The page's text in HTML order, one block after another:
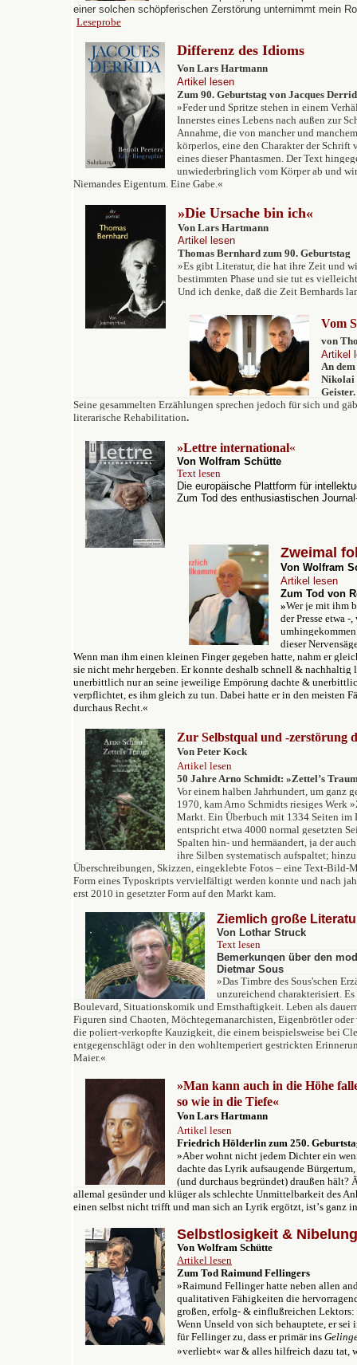
einer solchen schöpferischen Zerstörung unternimmt mein
Leseprobe
Differenz des Idioms
Von Lars Hartmann
Artikel lesen
Zum 90. Geburtstag von Jacques
»Feder und Spritze stehen in einem
Innerstes eines Lebens nach außen zur
Annahme, die von mancher und
körperlos, eine den Charakter der Schrift
eines dieser Phantasmen. Der Text
unwiederbringlich vom Körper ab und
Niemandes Eigentum. Eine Gabe.«
»Die Ursache bin ich«
Von Lars Hartmann
Artikel lesen
Thomas Bernhard zum 90. Geburtstag
»Es gibt Literatur, die hat ihre Zeit und
bestimmten Phase und sie tut es
Und ich denke, daß die Zeit Bernhards
Vom
von
Artikel
An
Nikolai
Geister.
Seine gesammelten Erzählungen sprechen jedoch für sich und
literarische Rehabilitation.
»Lettre international«
Von Wolfram Schütte
Text lesen
Die europäische Plattform für
Zum Tod des enthusiastischen
Zweimal
Von Wolfram
Artikel lesen
Zum Tod von
»Wer je mit ihm
der Presse etwa -
dieser
Wenn man ihm einen kleinen Finger gegeben hatte, nahm er
sie nicht mehr hergeben. Er konnte deshalb schnell & nachhaltig
unerbittlich nur an seine jeweilige Empörung dachte &
verpflichtet, es ihm gleich zu tun. Dabei hatte er in den meisten
durchaus Recht.«
Zur Selbstqual und -zerstörung
Von Peter Kock
Artikel lesen
50 Jahre Arno Schmidt: »Zettel’s
Vor einem halben Jahrhundert, um ganz
1970, kam Arno Schmidts riesiges Werk
Markt. Ein Überbuch mit 1334 Seiten im
entspricht etwa 4000 normal gesetzten
Spalten hin- und hermäandert, ja der
ihre Silben systematisch aufspaltet;
Überschreibungen, Skizzen, eingeklebte Fotos – eine Text-Bild-
Form eines Typoskripts vervielfältigt werden konnte und nach
erst 2010 in gesetzter Form auf den Markt kam.
Ziemlich große
Von Lothar Struck
Text lesen
Bemerkungen über den
Dietmar Sous
»Das Timbre des Sous'schen
unzureichend charakterisiert.
Boulevard, Situationskomik und Ernsthaftigkeit. Leben als
Figuren sind Chaoten, Möchtegernanarchisten, Eigenbrötler oder
die poliert-verkopfte Kauzigkeit, die einem beispielsweise bei
entgegenschlägt oder in den wohltemperiert gestrickten
Maier.«
»Man kann auch in die Höhe
so wie in die Tiefe«
Von Lars Hartmann
Artikel lesen
Friedrich Hölderlin zum 250.
»Aber wohnt nicht jedem Dichter ein
dachte das Lyrik aufsaugende
(und durchaus begründet) draußen hält?
allemal gesünder und klüger als schlechte Unmittelbarkeit des
einen selbst nicht trifft und man sich an Lyrik ergötzt, istʼs ganz
Selbstlosigkeit &
Von Wolfram Schütte
Artikel lesen
Zum Tod Raimund Fellingers
»Raimund Fellinger hatte neben allen
qualitativen Fähigkeiten die
großen, erfolg- & einflußreichen
Wenn Unseld von sich behauptete, er
für Fellinger zu, dass er primär ins
»verliebt« war & alles hilfreich dazu tat,